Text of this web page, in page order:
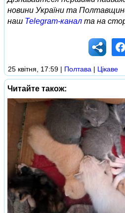
новини України та
наш Telegram-канал та на
25 квітня, 17:59 | Полтава | Цікаве
Читайте також: